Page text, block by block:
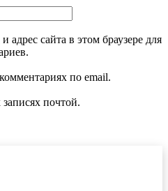
адрес сайта в этом браузере для
по email.
почтой.